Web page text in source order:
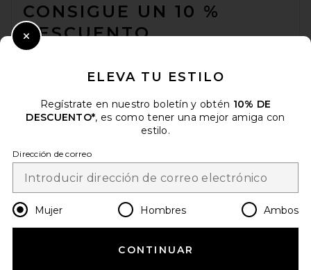
CONSIGUE UN 10 %
DESCUENTO
electrónico. Puede retirarse en cualquier momento.
Email Address
Change Country Regions
es USD
¡AYÚDANOS A MEJORAR!
ELEVA TU ESTILO
Regístrate en nuestro boletín y obtén 10% DE
DESCUENTO*, es como tener una mejor amiga con
estilo.
Dirección de correo
Mujer Hombres Ambos
CONTINUAR
Close Modal